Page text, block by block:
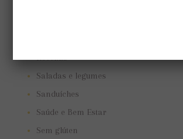
Receitas
Saladas e legumes
Sanduíches
Saúde e Bem Estar
Sem glúten